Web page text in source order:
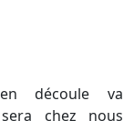
chez nous